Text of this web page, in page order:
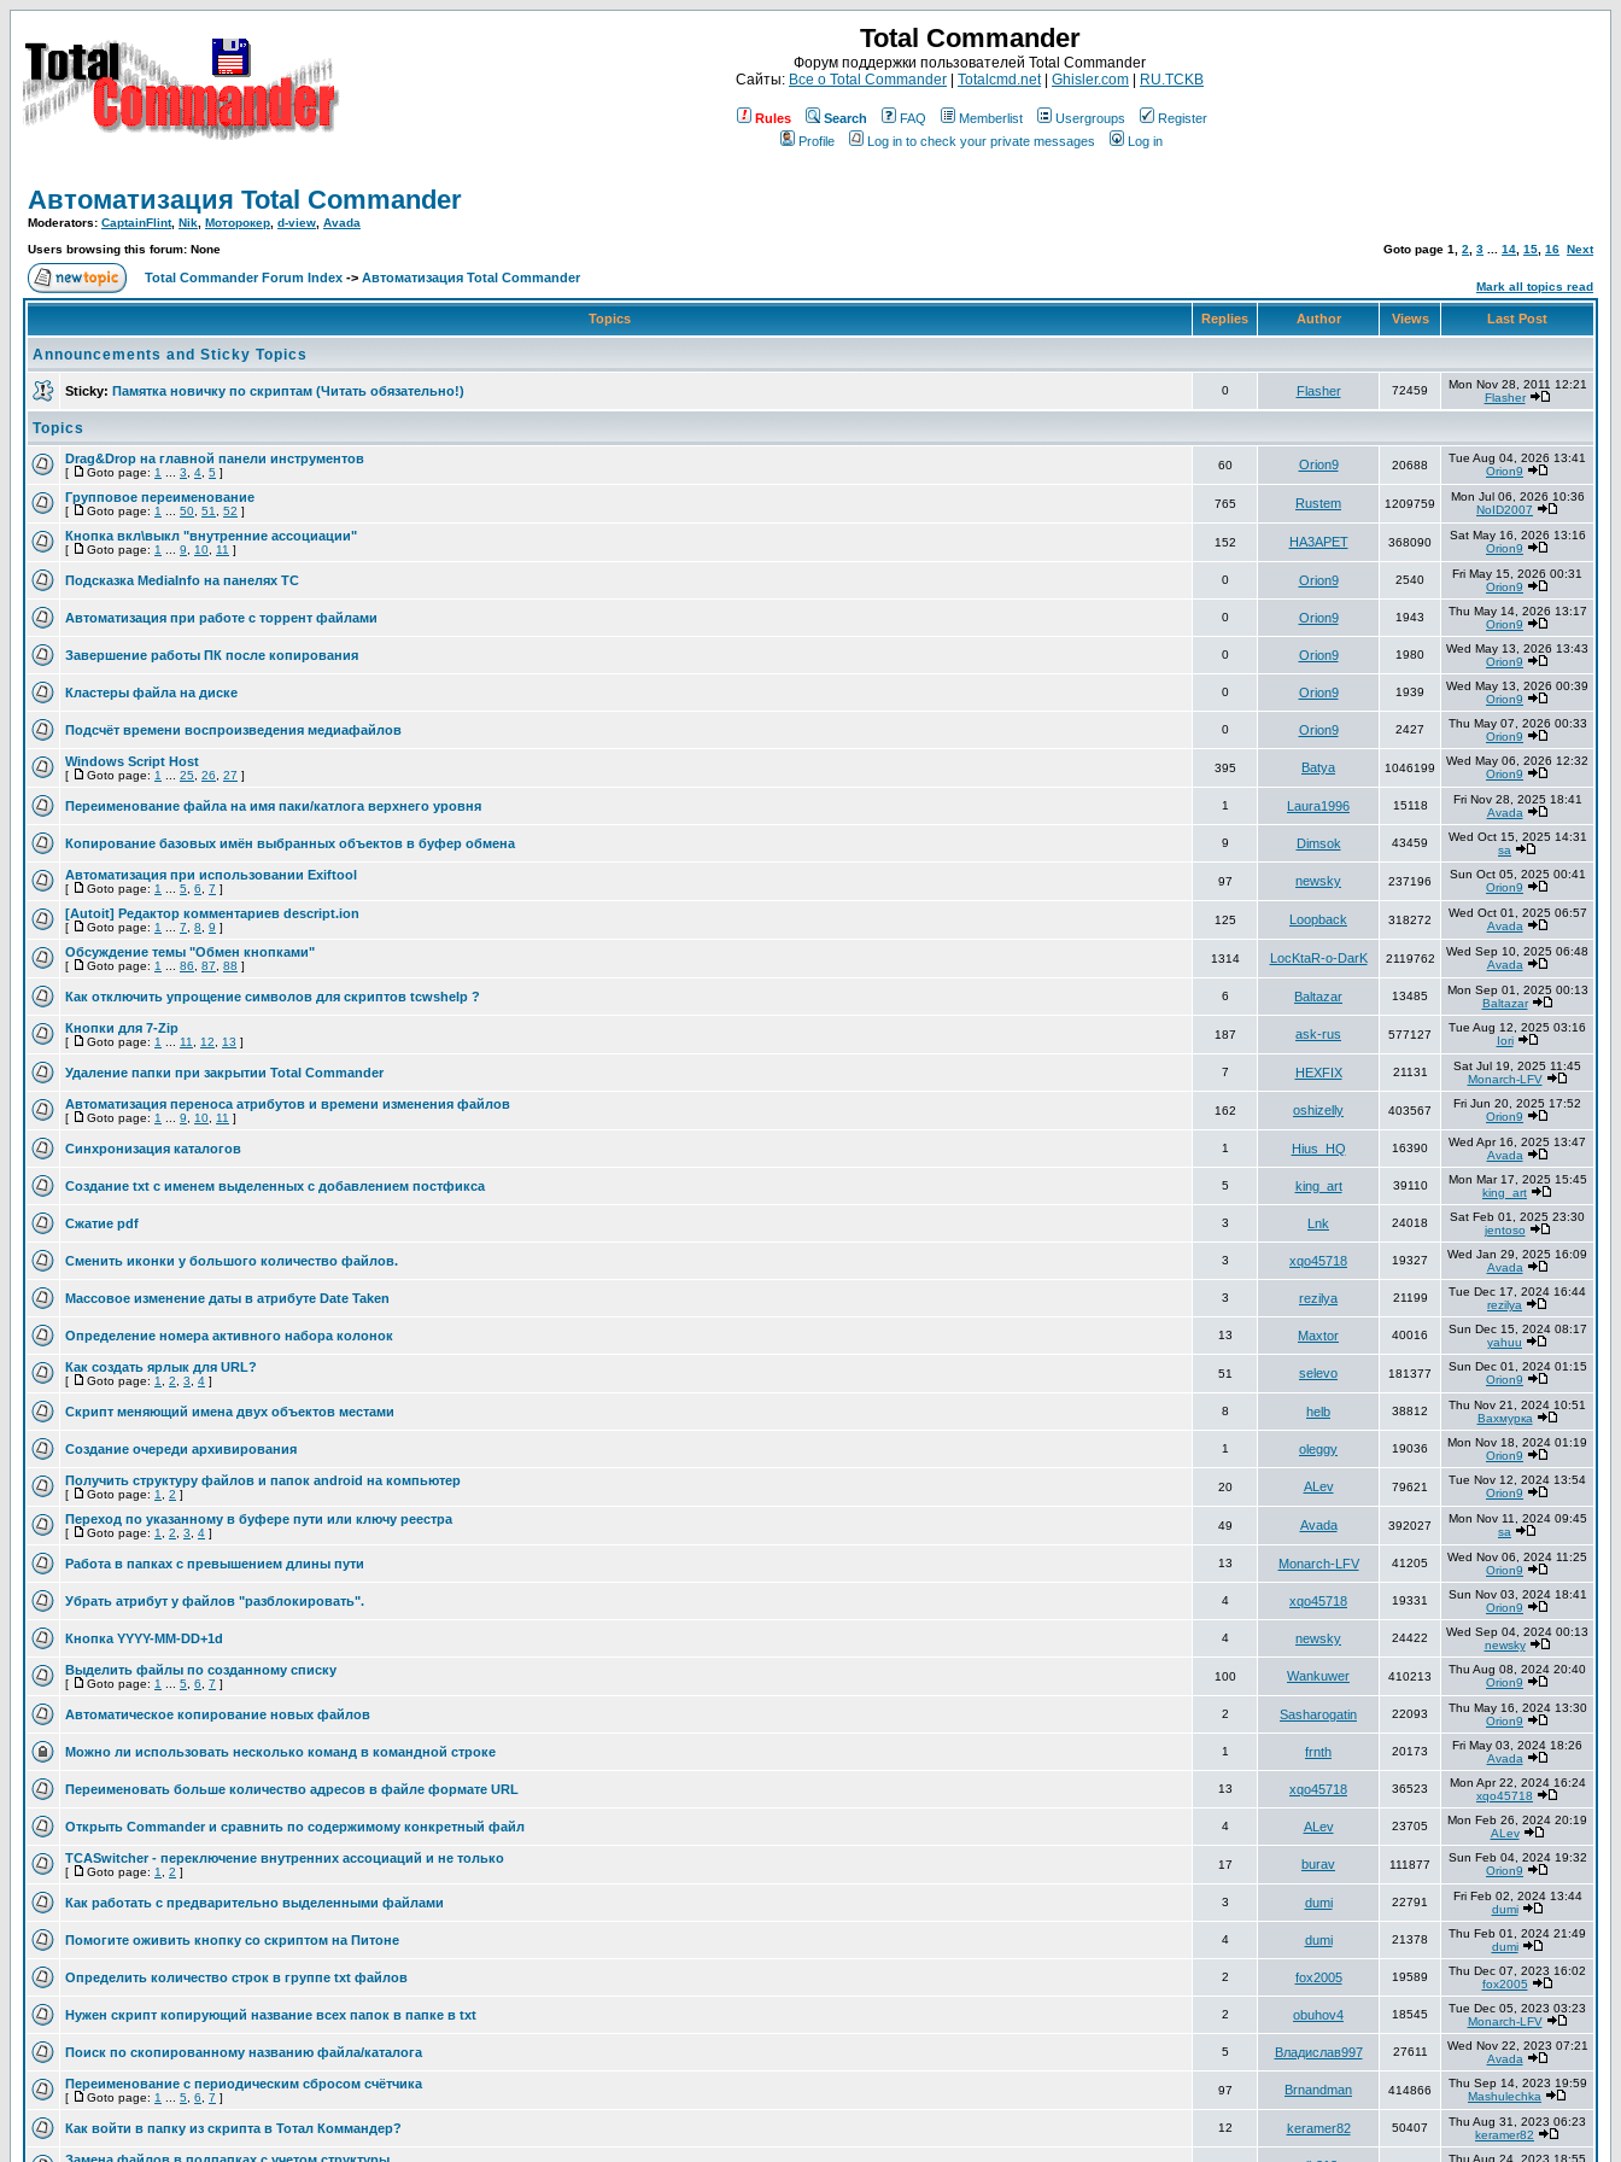
Total Commander
Форум поддержки пользователей Total Commander
Сайты: Все о Total Commander Totalcmd.net| Ghisler.com RU.TCKB
Rules Search FAQ Memberlist Usergroups
Register
Profile
Log in to check your private messages Log in
Автоматизация Total Commander
Moderators: CaptainFlint, Nik Моторокер d-view Avada
Users browsing this forum: None
Goto page 1 2 3 14 15 16 Next
Total Commander Forum Index -> Автоматизация Total Commander
Mark all topics read
Topics Replies Author Views Last Post
Announcements and Sticky Topics
Sticky: Памятка новичку по скриптам (Читать обязательно!) 0 Flasher 72459
Mon Nov 28, 2011 12:21
Flasher
Topics
Drag&Drop на главной панели инструментов
[ Goto page: 1 3 4 5 ]
60 Orion9 20688
Tue Aug 04, 2026 13:41
Orion9
Групповое переименование
[ Goto page: 1 50 51 52 ]
765 Rustem 1209759
Mon Jul 06, 2026 10:36
NoID2007
Кнопка вкл\выкл "внутренние ассоциации"
[ Goto page: 1 9 10 11 ]
152 HA3APET 368090
Sat May 16, 2026 13:16
Orion9
Подсказка MediaInfo на панелях ТС 0 Orion9 2540
Fri May 15, 2026 00:31
Orion9
Автоматизация при работе с торрент файлами 0 Orion9 1943
Thu May 14, 2026 13:17
Orion9
Завершение работы ПК после копирования 0 Orion9 1980
Wed May 13, 2026 13:43
Orion9
Кластеры файла на диске 0 Orion9 1939
Wed May 13, 2026 00:39
Orion9
Подсчёт времени воспроизведения медиафайлов 0 Orion9 2427
Thu May 07, 2026 00:33
Orion9
Windows Script Host
[ Goto page: 1 25 26 27 ]
395 Batya 1046199
Wed May 06, 2026 12:32
Orion9
Переименование файла на имя паки/катлога верхнего уровня 1 Laura1996 15118
Fri Nov 28, 2025 18:41
Avada
Копирование базовых имён выбранных объектов в буфер обмена 9 Dimsok 43459
Wed Oct 15, 2025 14:31
sa
Автоматизация при использовании Exiftool
[ Goto page: 1 5 6 7 ]
97 newsky 237196
Sun Oct 05, 2025 00:41
Orion9
[Autoit] Редактор комментариев descript.ion
[ Goto page: 1 7 8 9 ]
125 Loopback 318272
Wed Oct 01, 2025 06:57
Avada
Обсуждение темы "Обмен кнопками"
[ Goto page: 1 86 87 88 ]
1314 LocKtaR-o-DarK 2119762
Wed Sep 10, 2025 06:48
Avada
Как отключить упрощение символов для скриптов tcwshelp ? 6 Baltazar 13485
Mon Sep 01, 2025 00:13
Baltazar
Кнопки для 7-Zip
[ Goto page: 1 11 12 13 ]
187 ask-rus 577127
Tue Aug 12, 2025 03:16
Iori
Удаление папки при закрытии Total Commander 7 HEXFIX 21131
Sat Jul 19, 2025 11:45
Monarch-LFV
Автоматизация переноса атрибутов и времени изменения файлов
[ Goto page: 1 9 10 11 ]
162 oshizelly 403567
Fri Jun 20, 2025 17:52
Orion9
Синхронизация каталогов 1 Hius_HQ 16390
Wed Apr 16, 2025 13:47
Avada
Cоздание txt с именем выделенных с добавлением постфикса 5 king_art 39110
Mon Mar 17, 2025 15:45
king_art
Сжатие pdf 3 Lnk 24018
Sat Feb 01, 2025 23:30
jentoso
Сменить иконки у большого количество файлов. 3 xqo45718 19327
Wed Jan 29, 2025 16:09
Avada
Массовое изменение даты в атрибуте Date Taken 3 rezilya 21199
Tue Dec 17, 2024 16:44
rezilya
Определение номера активного набора колонок 13 Maxtor 40016
Sun Dec 15, 2024 08:17
yahuu
Как создать ярлык для URL?
[ Goto page: 1 2 3 4 ]
51 selevo 181377
Sun Dec 01, 2024 01:15
Orion9
Скрипт меняющий имена двух объектов местами 8 helb 38812
Thu Nov 21, 2024 10:51
Вахмурка
Создание очереди архивирования 1 oleggy 19036
Mon Nov 18, 2024 01:19
Orion9
Получить структуру файлов и папок android на компьютер
[ Goto page: 1 2 ]
20 ALev 79621
Tue Nov 12, 2024 13:54
Orion9
Переход по указанному в буфере пути или ключу реестра
[ Goto page: 1 2 3 4 ]
49 Avada 392027
Mon Nov 11, 2024 09:45
sa
Работа в папках с превышением длины пути 13 Monarch-LFV 41205
Wed Nov 06, 2024 11:25
Orion9
Убрать атрибут у файлов "разблокировать". 4 xqo45718 19331
Sun Nov 03, 2024 18:41
Orion9
Кнопка YYYY-MM-DD+1d 4 newsky 24422
Wed Sep 04, 2024 00:13
newsky
Выделить файлы по созданному списку
[ Goto page: 1 5 6 7 ]
100 Wankuwer 410213
Thu Aug 08, 2024 20:40
Orion9
Автоматическое копирование новых файлов 2 Sasharogatin 22093
Thu May 16, 2024 13:30
Orion9
Можно ли использовать несколько команд в командной строке 1 frnth 20173
Fri May 03, 2024 18:26
Avada
Переименовать больше количество адресов в файле формате URL 13 xqo45718 36523
Mon Apr 22, 2024 16:24
xqo45718
Открыть Commander и сравнить по содержимому конкретный файл 4 ALev 23705
Mon Feb 26, 2024 20:19
ALev
TCASwitcher - переключение внутренних ассоциаций и не только
[ Goto page: 1 2 ]
17 burav 111877
Sun Feb 04, 2024 19:32
Orion9
Как работать с предварительно выделенными файлами 3 dumi 22791
Fri Feb 02, 2024 13:44
dumi
Помогите оживить кнопку со скриптом на Питоне 4 dumi 21378
Thu Feb 01, 2024 21:49
dumi
Определить количество строк в группе txt файлов 2 fox2005 19589
Thu Dec 07, 2023 16:02
fox2005
Нужен скрипт копирующий название всех папок в папке в txt 2 obuhov4 18545
Tue Dec 05, 2023 03:23
Monarch-LFV
Поиск по скопированному названию файла/каталога 5 Владислав997 27611
Wed Nov 22, 2023 07:21
Avada
Переименование с периодическим сбросом счётчика
[ Goto page: 1 5 6 7 ]
97 Brnandman 414866
Thu Sep 14, 2023 19:59
Mashulechka
Как войти в папку из скрипта в Тотал Коммандер? 12 keramer82 50407
Thu Aug 31, 2023 06:23
keramer82
Thu Aug 24, 2023 18:55